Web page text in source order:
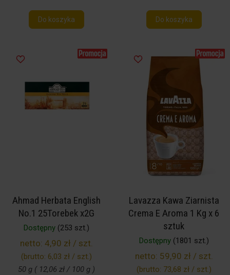
Do koszyka Do koszyka
Ahmad Herbata English
No.1 25Torebek x2G
Dostępny(253 szt.)
netto: 4,90 zł / szt.
(brutto: 6,03 zł / szt.)
50 g ( 12,06 zł / 100 g )
Lavazza Kawa Ziarnista
Crema E Aroma 1 Kg x 6
sztuk
Dostępny(1801 szt.)
netto: 59,90 zł / szt.
(brutto: 73,68 zł / szt.)